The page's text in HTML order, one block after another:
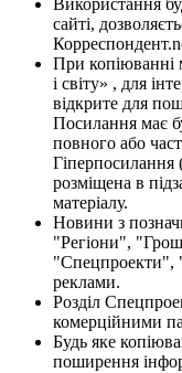
Використання
сайті,
При копіюванні
і світу» , для
відкрите для
Посилання має
повного або
Гіперпосилання
розміщена в
матеріалу.
Новини з
"Регіони",
"Спецпроекти",
реклами.
Розділ
комерційними
Будь яке
поширення